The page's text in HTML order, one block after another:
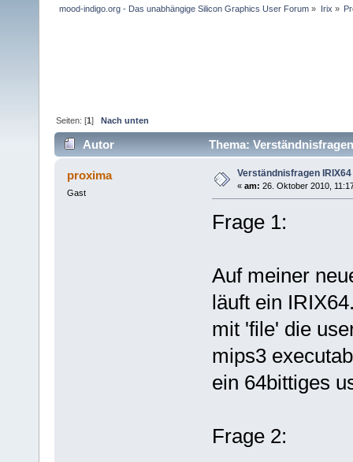
mood-indigo.org - Das unabhängige Silicon Graphics User Forum » Irix »
Seiten: [1]Nach unten
Autor Thema:
proxima
Gast
Verständnisfragen
« am: 26. Oktober 2010,
Frage 1:
Auf meiner
läuft ein
mit 'file' die
mips3
ein 64bittiges
Frage 2: